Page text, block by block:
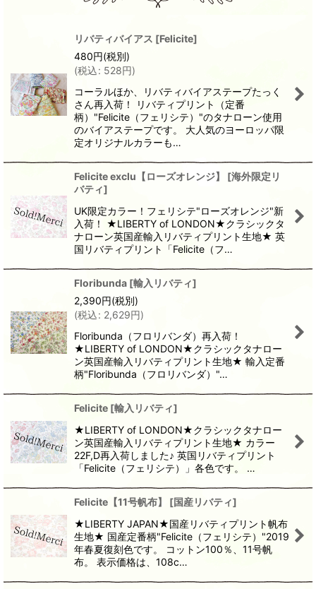
リバティバイアス [Felicite]
480円(税別)
(税込: 528円)
コーラルほか、リバティバイアステープたっく
さん再入荷！ リバティプリント（定番
柄）"Felicite（フェリシテ）"のタナローン使用
のバイアステープです。 大人気のヨーロッパ限
定オリジナルカラーも…
Felicite exclu【ローズオレンジ】 [海外限定リ
バティ]
UK限定カラー！フェリシテ"ローズオレンジ"新
入荷！ ★LIBERTY of LONDON★クラシックタ
ナローン英国産輸入リバティプリント生地★ 英
国リバティプリント「Felicite（フ…
Floribunda [輸入リバティ]
2,390円(税別)
(税込: 2,629円)
Floribunda（フロリバンダ）再入荷！
★LIBERTY of LONDON★クラシックタナロー
ン英国産輸入リバティプリント生地★ 輸入定番
柄"Floribunda（フロリバンダ）"…
Felicite [輸入リバティ]
★LIBERTY of LONDON★クラシックタナロー
ン英国産輸入リバティプリント生地★ カラー
22F,D再入荷しました♪ 英国リバティプリント
「Felicite（フェリシテ）」各色です。 …
Felicite【11号帆布】 [国産リバティ]
★LIBERTY JAPAN★国産リバティプリント帆布
生地★ 国産定番柄"Felicite（フェリシテ）"2019
年春夏復刻色です。 コットン100％、11号帆
布。 表示価格は、108c…